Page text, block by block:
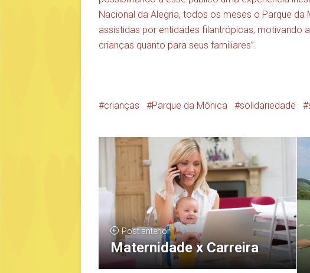
Nacional da Alegria, todos os meses o Parque
assistidas por entidades filantrópicas, motivando
crianças quanto para seus familiares”.
crianças Parque da Mônica solidariedade
Post anterior
Maternidade x Carreira